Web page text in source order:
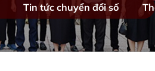
Tin tức chuyển đổi số